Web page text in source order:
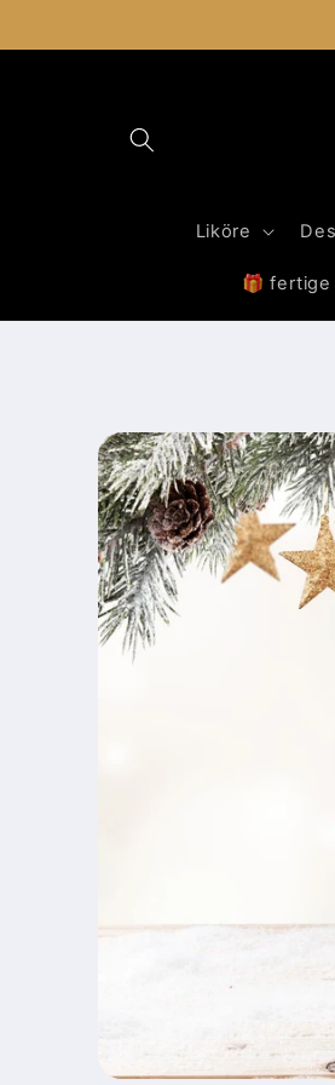
Inhalt
Liköre
🎁 fertige
Zu
Produktinformationen
springen